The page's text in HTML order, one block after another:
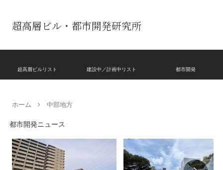
超高層ビル・都市開発研究所
超高層ビルリスト 建設中／計画中リスト 都市開発
ホーム 中部地方
都市開発ニュース